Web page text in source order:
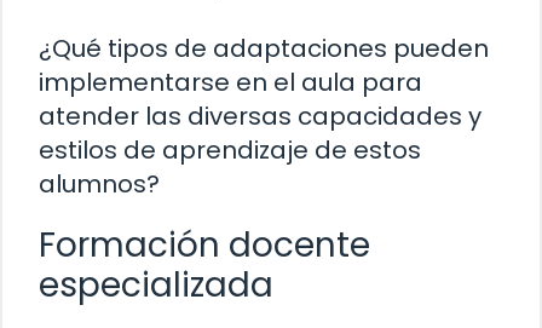
¿Qué tipos de adaptaciones pueden
implementarse en el aula para
atender las diversas capacidades y
estilos de aprendizaje de estos
alumnos?
Formación docente
especializada